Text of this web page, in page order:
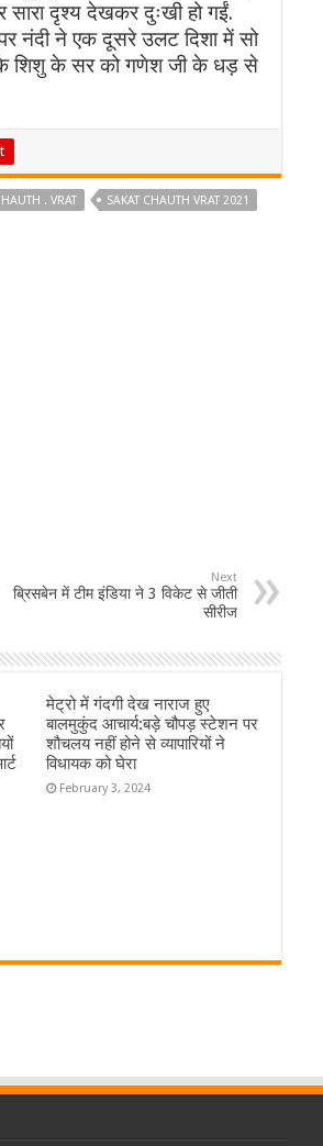
दृश्य देखकर दुःखी हो गईं.
नंदी ने एक दूसरे उलट दिशा में सो
के शिशु के सर को गणेश जी के धड़ से
. VRAT SAKAT CHAUTH VRAT 2021
Next
ब्रिसबेन में टीम इंडिया ने 3 विकेट से जीती
सीरीज
मेट्रो में गंदगी देख नाराज हुए
बालमुकुंद आचार्य:बड़े चौपड़ स्टेशन पर
शौचलय नहीं होने से व्यापारियों ने
विधायक को घेरा
February 3, 2024